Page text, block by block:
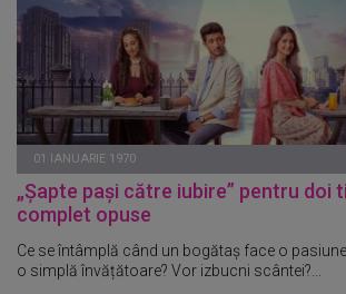
01 IANUARIE 1970
„Șapte pași către iubire” pentru doi
complet opuse
Ce se întâmplă când un bogătaș face o
o simplă învățătoare? Vor izbucni scântei?...